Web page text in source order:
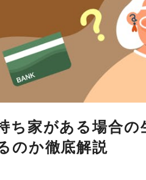
ち家がある場合の
のか徹底解説